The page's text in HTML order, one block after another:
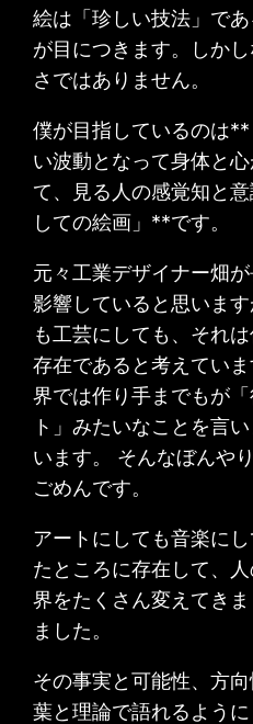
絵は「珍しい技法」で
が目につきます。しか
さではありません。
僕が目指しているのは
い波動となって身体と
て、見る人の感覚知と
しての絵画」**です。
元々工業デザイナー畑
影響していると思いま
も工芸にしても、それ
存在であると考えてい
界では作り手までもが
ト」みたいなことを言
います。 そんなぼんや
ごめんです。
アートにしても音楽に
たところに存在して、
界をたくさん変えてき
ました。
その事実と可能性、方
葉と理論で語れるよう